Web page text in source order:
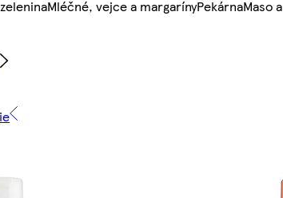
Mléčné, vejce a margarínyPekárnaMaso